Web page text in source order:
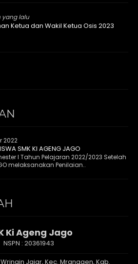
yang lalu
Ketua dan Wakil Ketua Osis 2023
2022
SMK KI AGENG JAGO
I Tahun Pelajaran 2022/2023 Setelah
melaksanakan Penilaian..
Ki Ageng Jago
NSPN : 20361943
Wringin Jajar, Kec. Mranggen, Kab.